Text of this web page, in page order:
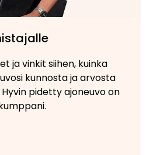
ja vinkit siihen, kuinka
kunnosta ja arvosta
pidetty ajoneuvo on